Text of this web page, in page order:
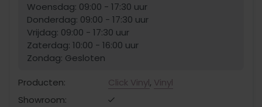
Woensdag: 09:00 - 17:30 uur
Donderdag: 09:00 - 17:30 uur
Vrijdag: 09:00 - 17:30 uur
Zaterdag: 10:00 - 16:00 uur
Zondag: Gesloten
Producten:
Click Vinyl, Vinyl
Showroom: